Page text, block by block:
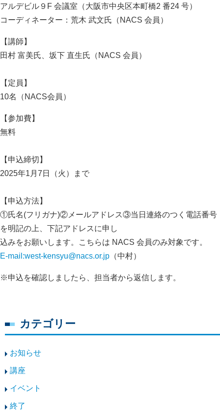
アルデビル９F 会議室（大阪市中央区本町橋2 番24 号）
コーディネーター：荒木 武文氏（NACS 会員）
【講師】
田村 富美氏、坂下 直生氏（NACS 会員）
【定員】
10名（NACS会員）
【参加費】
無料
【申込締切】
2025年1月7日（火）まで
【申込方法】
①氏名(フリガナ)②メールアドレス③当日連絡のつく電話番号
を明記の上、下記アドレスに申し
込みをお願いします。こちらは NACS 会員のみ対象です。
E-mail:west-kensyu@nacs.or.jp （中村）
※申込を確認しましたら、担当者から返信します。
カテゴリー
お知らせ
講座
イベント
終了